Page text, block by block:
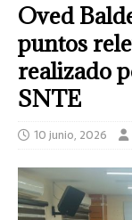
Oved
puntos
realizado
SNTE
10 junio, 2026